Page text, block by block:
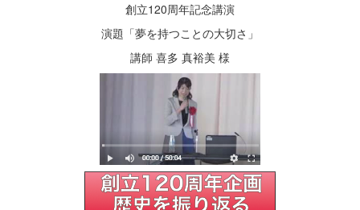
創立120周年記念講演
演題「夢を持つことの大切さ」
講師 喜多 真裕美 様